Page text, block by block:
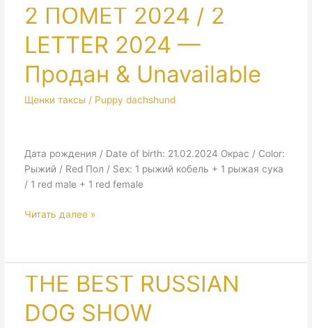
&
Hunting
Breeds
Specialty
2 ПОМЕТ 2024 / 2
LETTER 2024 —
Продан & Unavailable
Щенки таксы / Puppy dachshund
Дата рождения / Date of birth: 21.02.2024 Окрас / Color:
Рыжий / Red Пол / Sex: 1 рыжий кобель + 1 рыжая сука
/ 1 red male + 1 red female
2
2
LETTER
2024
—
Читать далее »
THE BEST RUSSIAN
DOG SHOW